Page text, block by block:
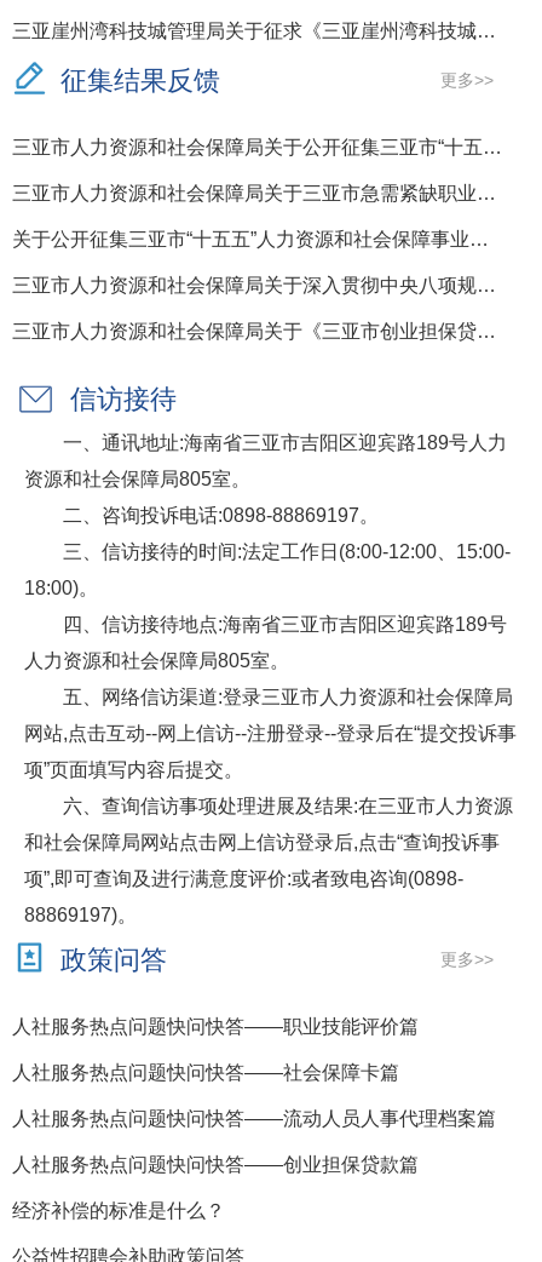
三亚崖州湾科技城管理局关于征求《三亚崖州湾科技城工业标准厂房及科研载体分割转让管理办法（征求意见稿）》意见的公告
征集结果反馈 更多>>
三亚市人力资源和社会保障局关于公开征集三亚市“十五五”规...
三亚市人力资源和社会保障局关于三亚市急需紧缺职业（工种）...
关于公开征集三亚市“十五五”人力资源和社会保障事业发展规...
三亚市人力资源和社会保障局关于深入贯彻中央八项规定精神学...
三亚市人力资源和社会保障局关于《三亚市创业担保贷款实施细...
信访接待
一、通讯地址:海南省三亚市吉阳区迎宾路189号人力
资源和社会保障局805室。
二、咨询投诉电话:0898-88869197。
三、信访接待的时间:法定工作日(8:00-12:00、15:00-
18:00)。
四、信访接待地点:海南省三亚市吉阳区迎宾路189号
人力资源和社会保障局805室。
五、网络信访渠道:登录三亚市人力资源和社会保障局
网站,点击互动--网上信访--注册登录--登录后在“提交投诉事
项”页面填写内容后提交。
六、查询信访事项处理进展及结果:在三亚市人力资源
和社会保障局网站点击网上信访登录后,点击“查询投诉事
项”,即可查询及进行满意度评价:或者致电咨询(0898-
88869197)。
政策问答 更多>>
人社服务热点问题快问快答——职业技能评价篇
人社服务热点问题快问快答——社会保障卡篇
人社服务热点问题快问快答——流动人员人事代理档案篇
人社服务热点问题快问快答——创业担保贷款篇
经济补偿的标准是什么？
公益性招聘会补助政策问答